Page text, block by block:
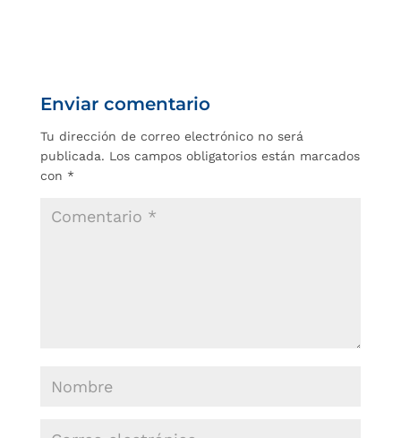
Enviar comentario
Tu dirección de correo electrónico no será
publicada. Los campos obligatorios están marcados
con *